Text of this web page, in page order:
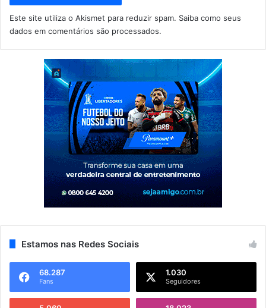
Este site utiliza o Akismet para reduzir spam. Saiba como seus
dados em comentários são processados.
Estamos nas Redes Sociais
68.287
Fans
1.030
Seguidores